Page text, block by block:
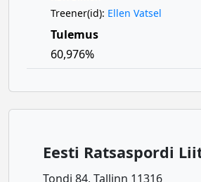
Treener(id): Ellen Vatsel
Tulemus
60,976%
Eesti Ratsaspordi
Tondi 84, Tallinn 11316